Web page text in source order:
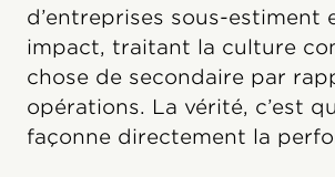
d’entreprises sous-estiment
impact, traitant la culture
chose de secondaire par
opérations. La vérité, c’est
façonne directement la